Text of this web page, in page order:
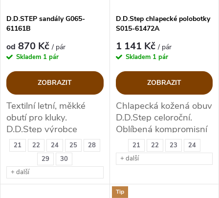
p
r
o
d
u
k
t
s
p
r
o
d
u
k
t
21 22 24 25
28
29
30
+ další
D.D.STEP sandály G065-
61161B
od 870 Kč/ pár
Skladem 1 pár
ZOBRAZIT
Textilní letní, měkké
obutí pro kluky.
D.D.Step výrobce
kvalitní zdravotní obuvi.
21 22 23
24
+ další
D.D.Step chlapecké polobotky
S015-61472A
1 141 Kč/ pár
Skladem 1 pár
ZOBRAZIT
Chlapecká kožená obuv
D.D.Step celoroční.
Oblíbená kompromisní
řada 015.
Tip